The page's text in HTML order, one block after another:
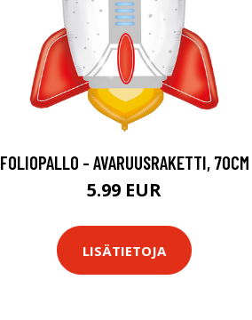
FOLIOPALLO - AVARUUSRAKETTI, 70CM
5.99 EUR
LISÄTIETOJA